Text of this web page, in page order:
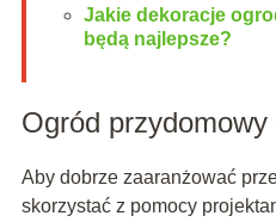
Jakie dekoracje
będą najlepsze?
Ogród
Aby dobrze zaaranżować
skorzystać z pomocy